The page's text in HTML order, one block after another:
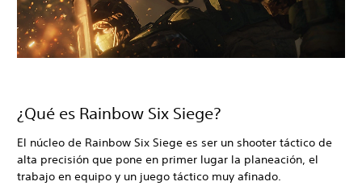
¿Qué es Rainbow Six Siege?
El núcleo de Rainbow Six Siege es ser un shooter táctico de
alta precisión que pone en primer lugar la planeación, el
trabajo en equipo y un juego táctico muy afinado.